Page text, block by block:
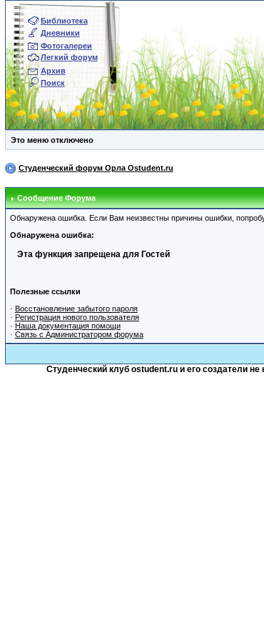
Библиотека
Дневники
Фотогалереи
Легкий форум
Архив
Поиск
Это меню отключено
Студенческий форум Орла Ostudent.ru
Сообщение Форума
Обнаружена ошибка. Если Вам неизвестны причины ошибки,
Обнаружена ошибка:
Эта функция запрещена для Гостей
Полезные ссылки
· Восстановление забытого пароля
· Регистрация нового пользователя
· Наша документация помощи
· Связь с Администратором форума
Студенческий клуб ostudent.ru и его создатели